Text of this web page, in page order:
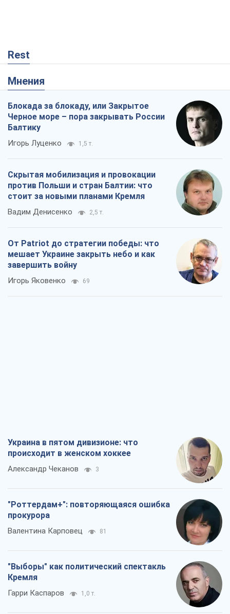
Rest
Мнения
Блокада за блокаду, или Закрытое
Черное море – пора закрывать России
Балтику
Игорь Луценко 1,5 т.
Скрытая мобилизация и провокации
против Польши и стран Балтии: что
стоит за новыми планами Кремля
Вадим Денисенко 2,5 т.
От Patriot до стратегии победы: что
мешает Украине закрыть небо и как
завершить войну
Игорь Яковенко 69
Украина в пятом дивизионе: что
происходит в женском хоккее
Александр Чеканов 3
"Роттердам+": повторяющаяся ошибка
прокурора
Валентина Карповец 81
"Выборы" как политический спектакль
Кремля
Гарри Каспаров 1,0 т.